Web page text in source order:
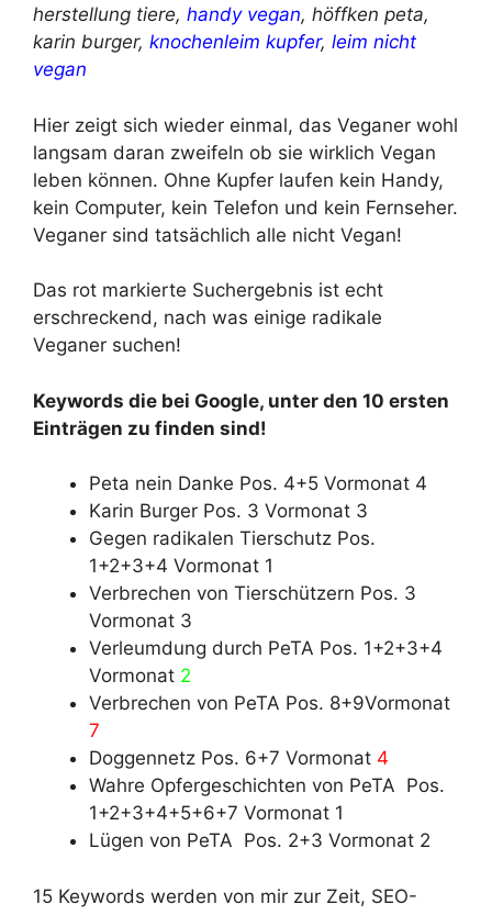
herstellung tiere, handy vegan, höffken peta,
karin burger, knochenleim kupfer, leim nicht
vegan
Hier zeigt sich wieder einmal, das Veganer wohl
langsam daran zweifeln ob sie wirklich Vegan
leben können. Ohne Kupfer laufen kein Handy,
kein Computer, kein Telefon und kein Fernseher.
Veganer sind tatsächlich alle nicht Vegan!
Das rot markierte Suchergebnis ist echt
erschreckend, nach was einige radikale
Veganer suchen!
Keywords die bei Google, unter den 10 ersten
Einträgen zu finden sind!
Peta nein Danke Pos. 4+5 Vormonat 4
Karin Burger Pos. 3 Vormonat 3
Gegen radikalen Tierschutz Pos.
1+2+3+4 Vormonat 1
Verbrechen von Tierschützern Pos. 3
Vormonat 3
Verleumdung durch PeTA Pos. 1+2+3+4
Vormonat 2
Verbrechen von PeTA Pos. 8+9Vormonat
7
Doggennetz Pos. 6+7 Vormonat 4
Wahre Opfergeschichten von PeTA Pos.
1+2+3+4+5+6+7 Vormonat 1
Lügen von PeTA Pos. 2+3 Vormonat 2
15 Keywords werden von mir zur Zeit, SEO-